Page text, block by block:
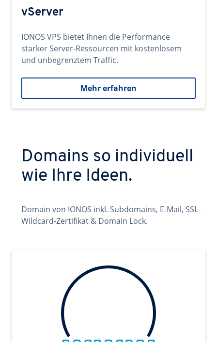
vServer
IONOS VPS bietet Ihnen die Performance
starker Server-Ressourcen mit kostenlosem
und unbegrenztem Traffic.
Mehr erfahren
Domains so individuell
wie Ihre Ideen.
Domain von IONOS inkl. Subdomains, E-Mail, SSL-
Wildcard-Zertifikat & Domain Lock.